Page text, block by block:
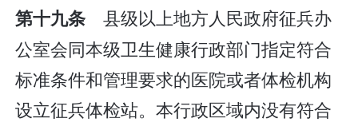
第十九条 县级以上地方人民政府征兵办
公室会同本级卫生健康行政部门指定符合
标准条件和管理要求的医院或者体检机构
设立征兵体检站。本行政区域内没有符合